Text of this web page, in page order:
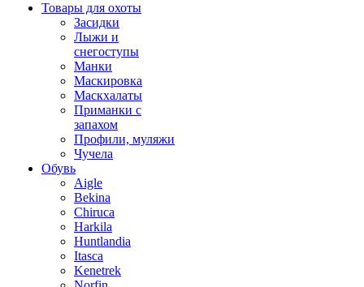
Товары для охоты
Засидки
Лыжи и
снегоступы
Манки
Маскировка
Маскхалаты
Приманки с
запахом
Профили, муляжи
Чучела
Обувь
Aigle
Bekina
Chiruсa
Harkila
Huntlandia
Itasca
Kenetrek